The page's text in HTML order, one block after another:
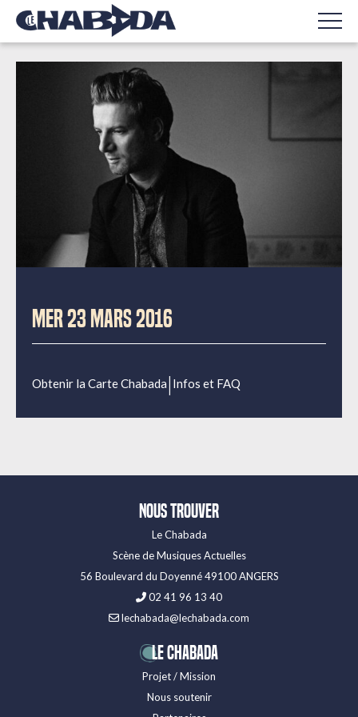
MER 23 MARS 2016
Obtenir la Carte Chabada| Infos et FAQ
Nous trouver
Le Chabada
Scène de Musiques Actuelles
56 Boulevard du Doyenné 49100 ANGERS
02 41 96 13 40
lechabada@lechabada.com
LE CHABADA
Projet / Mission
Nous soutenir